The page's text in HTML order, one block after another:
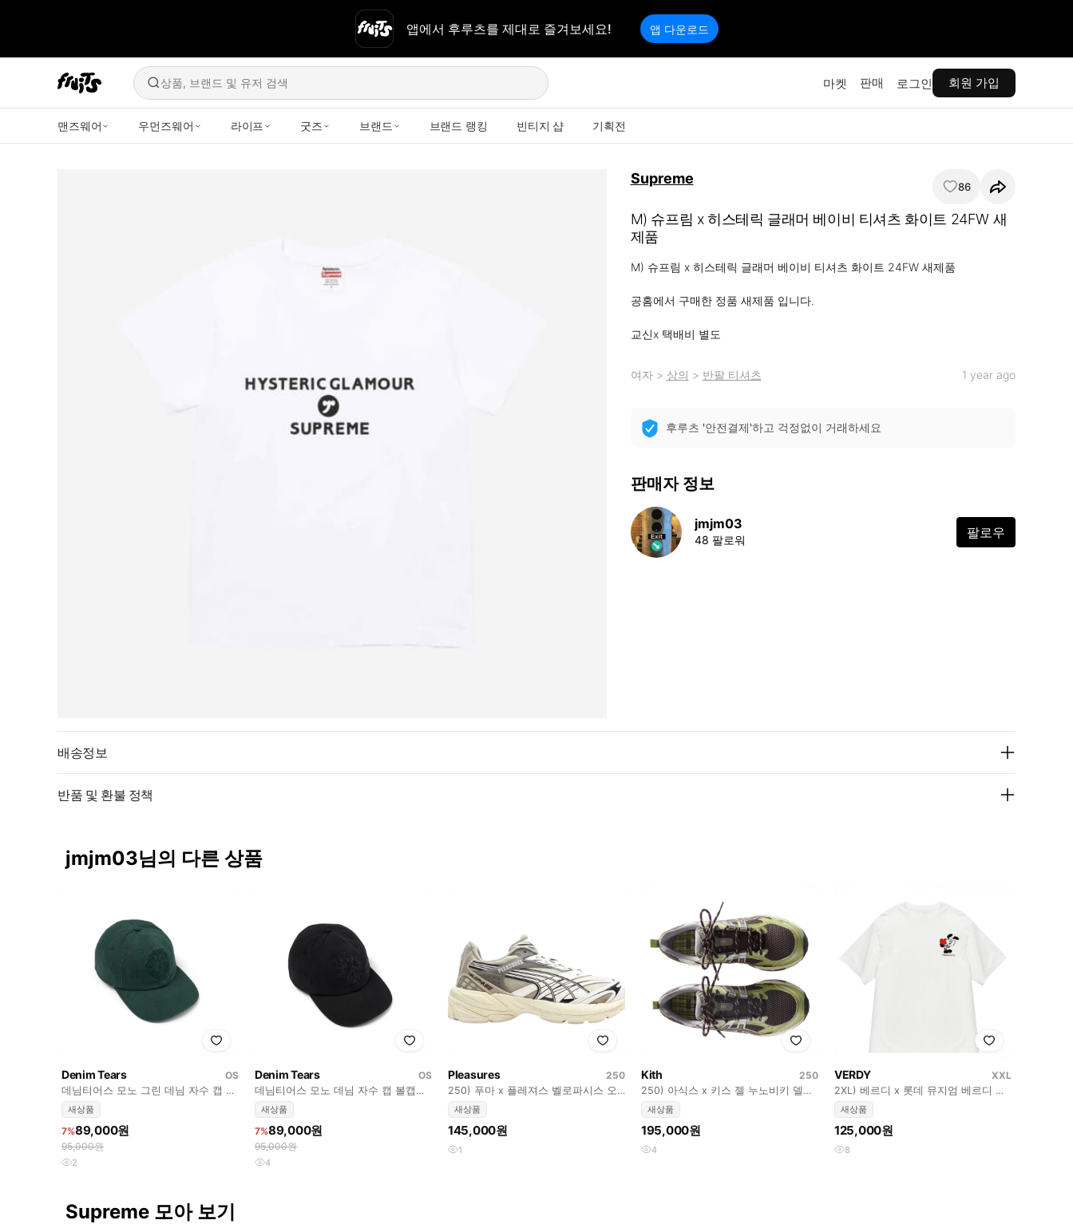
앱에서 후루츠를 제대로 즐겨보세요! 앱 다운로드
상품, 브랜드 및 유저 검색 마켓 판매 로그인 회원 가입
맨즈웨어 우먼즈웨어 라이프 굿즈 브랜드 브랜드 랭킹 빈티지 샵 기획전
Supreme 86
M) 슈프림 x 히스테릭 글래머 베이비 티셔츠 화이트 24FW 새
제품
M) 슈프림 x 히스테릭 글래머 베이비 티셔츠 화이트 24FW 새제품
공홈에서 구매한 정품 새제품 입니다.
교신x 택배비 별도
여자> 상의 > 반팔 티셔츠 1 year ago
후루츠 '안전결제'하고 걱정없이 거래하세요
판매자 정보
jmjm03
48 팔로워 팔로우
배송정보
반품 및 환불 정책
jmjm03님의 다른 상품
Denim Tears
OS
데님티어스 모노 그린 데님 자수 캡 볼
캡 denim tears
새상품
7%89,000원
95,000원
2
Denim Tears
OS
데님티어스 모노 데님 자수 캡 볼캡
denim tears
새상품
7%89,000원
95,000원
4
Pleasures
250
250) 푸마 x 플레져스 벨로파시스 오
버다이드 pleasures
새상품
145,000원
1
Kith
250
250) 아식스 x 키스 젤 누노비키 델리
시오소 퓨어 실버 kith
새상품
195,000원
4
VERDY
XXL
2XL) 베르디 x 롯데 뮤지엄 베르디 티
셔츠 #2 화이트
새상품
125,000원
8
Supreme 모아 보기